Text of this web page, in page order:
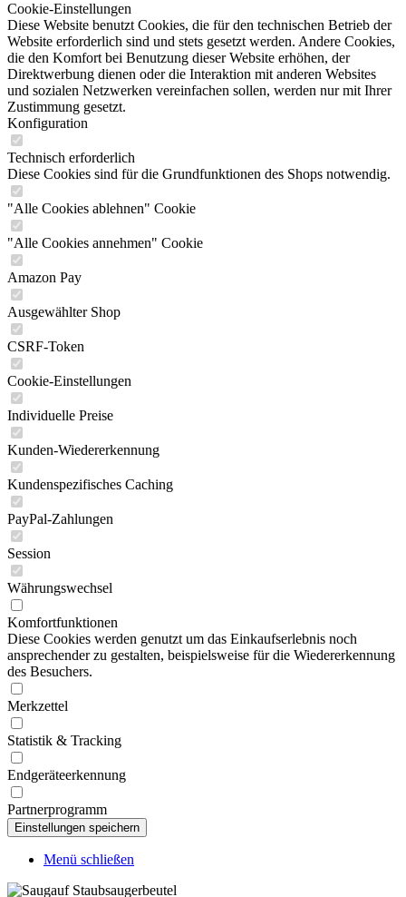
Cookie-Einstellungen
Diese Website benutzt Cookies, die für den technischen Betrieb der
Website erforderlich sind und stets gesetzt werden. Andere Cookies,
die den Komfort bei Benutzung dieser Website erhöhen, der
Direktwerbung dienen oder die Interaktion mit anderen Websites
und sozialen Netzwerken vereinfachen sollen, werden nur mit Ihrer
Zustimmung gesetzt.
Konfiguration
Technisch erforderlich
Diese Cookies sind für die Grundfunktionen des Shops notwendig.
"Alle Cookies ablehnen" Cookie
"Alle Cookies annehmen" Cookie
Amazon Pay
Ausgewählter Shop
CSRF-Token
Cookie-Einstellungen
Individuelle Preise
Kunden-Wiedererkennung
Kundenspezifisches Caching
PayPal-Zahlungen
Session
Währungswechsel
Komfortfunktionen
Diese Cookies werden genutzt um das Einkaufserlebnis noch
ansprechender zu gestalten, beispielsweise für die Wiedererkennung
des Besuchers.
Merkzettel
Statistik & Tracking
Endgeräteerkennung
Partnerprogramm
Menü schließen